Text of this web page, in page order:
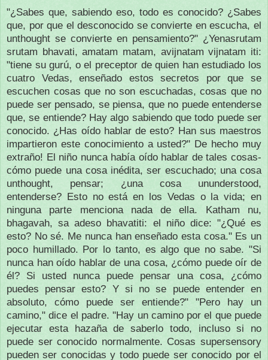
"¿Sabes que, sabiendo eso, todo es conocido? ¿Sabes
que, por que el desconocido se convierte en escucha, el
unthought se convierte en pensamiento?" ¿Yenasrutam
srutam bhavati, amatam matam, avijnatam vijnatam iti:
"tiene su gurú, o el preceptor de quien han estudiado los
cuatro Vedas, enseñado estos secretos por que se
escuchen cosas que no son escuchadas, cosas que no
puede ser pensado, se piensa, que no puede entenderse
que, se entiende? Hay algo sabiendo que todo puede ser
conocido. ¿Has oído hablar de esto? Han sus maestros
impartieron este conocimiento a usted?" De hecho muy
extraño! El niño nunca había oído hablar de tales cosas-
cómo puede una cosa inédita, ser escuchado; una cosa
unthought, pensar; ¿una cosa ununderstood,
entenderse? Esto no está en los Vedas o la vida;en
ninguna parte menciona nada de ella. Katham nu,
bhagavah, sa adeso bhavatiti: el niño dice: "¿Qué es
esto? No sé. Me nunca han enseñado esta cosa." Es un
poco humillado. Por lo tanto, es algo que no sabe."Si
nunca han oído hablar de una cosa, ¿cómo puede oír de
él? Si usted nunca puede pensar una cosa, ¿cómo
puedes pensar esto? Y si no se puede entender en
absoluto, cómo puede ser entiende?" "Pero hay un
camino," dice el padre."Hay un camino por el que puede
ejecutar esta hazaña de saberlo todo, incluso si no
puede ser conocido normalmente. Cosas supersensory
pueden ser conocidas y todo puede ser conocido por el